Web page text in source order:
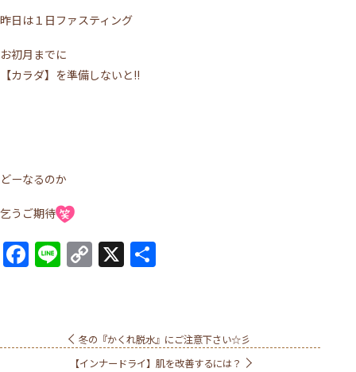
昨日は１日ファスティング
お初月までに
【カラダ】を準備しないと!!
どーなるのか
乞うご期待
Facebook
LineCopy
Link
X
冬の『かくれ脱水』にご注意下さい☆彡
【インナードライ】肌を改善するには？